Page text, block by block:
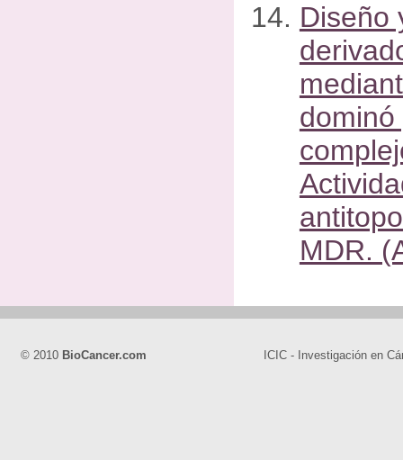
Diseño
MDR.
© 2010 BioCancer.com ICIC - Investigación en